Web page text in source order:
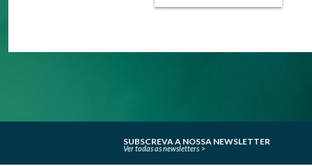
SUBSCREVA A NOSSA NEWSLETTER
Ver todas as newsletters